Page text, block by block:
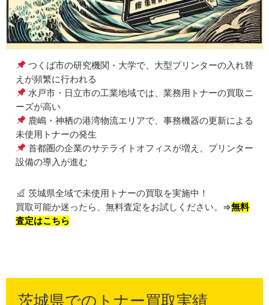
つくば市の研究機関・大学で、大型プリンターの入れ替
えが頻繁に行われる
水戸市・日立市の工業地域では、業務用トナーの買取ニ
ーズが高い
鹿嶋・神栖の港湾物流エリアで、事務機器の更新による
未使用トナーの発生
首都圏の企業のサテライトオフィスが増え、プリンター
設備の導入が進む
茨城県全域で未使用トナーの買取を実施中！
買取可能か迷ったら、無料査定をお試しください。⇒無料
査定はこちら
茨城県でのトナー買取実績